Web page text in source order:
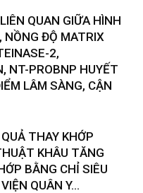
QUAN GIỮA HÌNH
NỒNG ĐỘ MATRIX
2,
NT-PROBNP HUYẾT
LÂM SÀNG, CẬN
THAY KHỚP
KHÂU TĂNG
BẰNG CHỈ SIÊU
QUÂN Y...